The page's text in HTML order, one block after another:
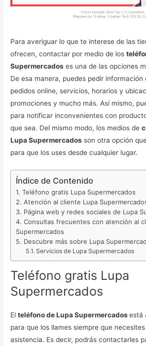
Para averiguar lo que te interese de las
ofrecen, contactar por medio de los
Supermercados es una de las opciones
De esa manera, puedes pedir información
pedidos online, servicios, horarios y
promociones y mucho más. Así mismo,
para notificar inconvenientes con
que sea. Del mismo modo, los medios de
Lupa Supermercados son otra opción
para que los uses desde cualquier lugar.
Índice de Contenido
Teléfono gratis Lupa Supermercados
Atención al cliente Lupa
Página web y redes sociales de Lupa
Consultas frecuentes con atención al
Supermercados
Descubre más sobre Lupa
Servicios de Lupa Supermercados
Teléfono gratis Lupa
Supermercados
Elteléfono de Lupa Supermercadosestá
para que los llames siempre que
asistencia. Es decir, podrás contactarles